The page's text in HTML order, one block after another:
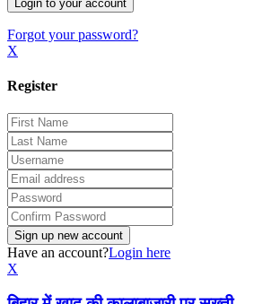
Forgot your password?
X
Register
Have an account?Login here
X